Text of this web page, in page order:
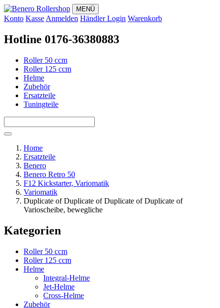
MENÜ
Konto Kasse Anmelden Händler Login Warenkorb
Hotline 0176-36380883
Roller 50 ccm
Roller 125 ccm
Helme
Zubehör
Ersatzteile
Tuningteile
Home
Ersatzteile
Benero
Benero Retro 50
F12 Kickstarter, Variomatik
Variomatik
Duplicate of Duplicate of Duplicate of Duplicate of
Varioscheibe, bewegliche
Kategorien
Roller 50 ccm
Roller 125 ccm
Helme
Integral-Helme
Jet-Helme
Cross-Helme
Zubehör